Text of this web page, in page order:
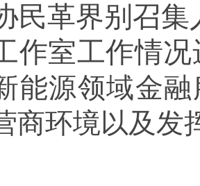
民革界别召
作室工作情
能源领域金
商环境以及发